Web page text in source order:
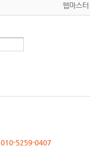
웹마스터
010-5259-0407